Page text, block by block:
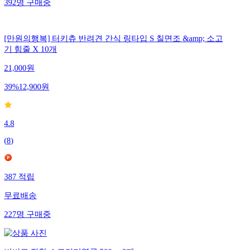
392명구매중
[만원의행복] 터키츄 반려견 간식 링타입 S 칠면조 &amp; 소고
기 힘줄 X 10개
21,000원
39%12,900원
4.8
(8)
387적립
무료배송
227명구매중